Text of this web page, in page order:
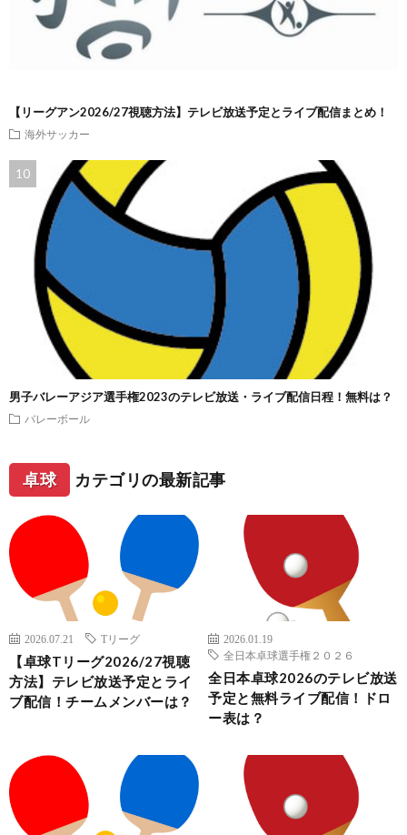
【リーグアン2026/27視聴方法】テレビ放送予定とライブ配信まとめ！
海外サッカー
男子バレーアジア選手権2023のテレビ放送・ライブ配信日程！無料は？
バレーボール
卓球 カテゴリの最新記事
2026.07.21 Tリーグ
【卓球Tリーグ2026/27視聴
方法】テレビ放送予定とライ
ブ配信！チームメンバーは？
2026.01.19
全日本卓球選手権２０２６
全日本卓球2026のテレビ放送
予定と無料ライブ配信！ドロ
ー表は？